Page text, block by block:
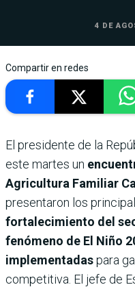
4 DE
Compartir en redes
El presidente de la
este martes un
Agricultura Familiar
presentaron los
fortalecimiento del
fenómeno de El Niño
implementadaspara
competitiva. El jefe de